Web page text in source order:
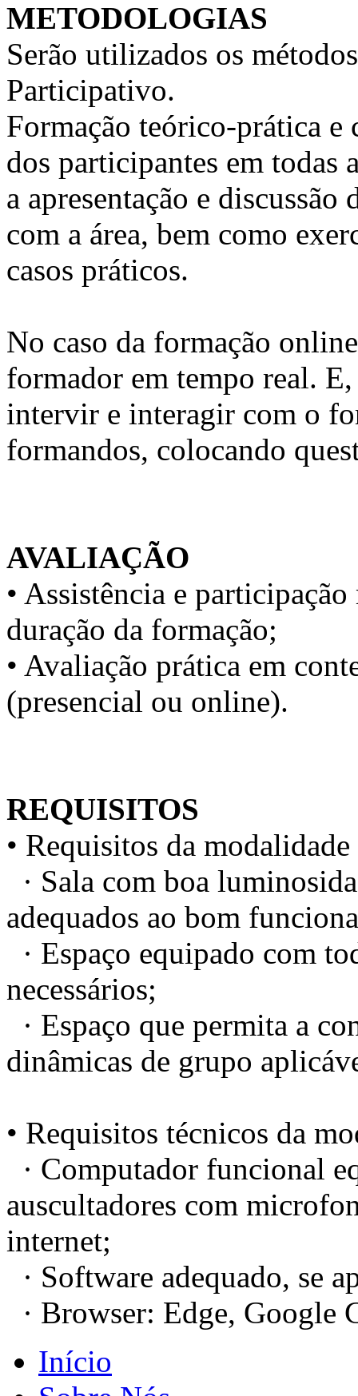
METODOLOGIAS
Serão utilizados os
Participativo.
Formação teórico-prática e
dos participantes em todas
a apresentação e
com a área, bem como
casos práticos.
No caso da formação
formador em tempo real.
intervir e interagir com o
formandos, colocando
AVALIAÇÃO
• Assistência e
duração da formação;
• Avaliação prática em
(presencial ou online).
REQUISITOS
• Requisitos da
· Sala com boa
adequados ao bom
· Espaço equipado com
necessários;
· Espaço que permita a
dinâmicas de grupo
• Requisitos técnicos da
· Computador funcional
auscultadores com
internet;
· Software adequado, se
· Browser: Edge,
Início